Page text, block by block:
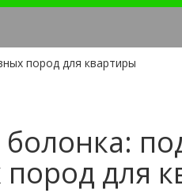
пород для квартиры
болонка:
для